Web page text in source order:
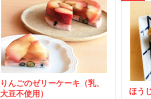
りんごのゼリーケーキ（乳、
大豆不使用）
ほう